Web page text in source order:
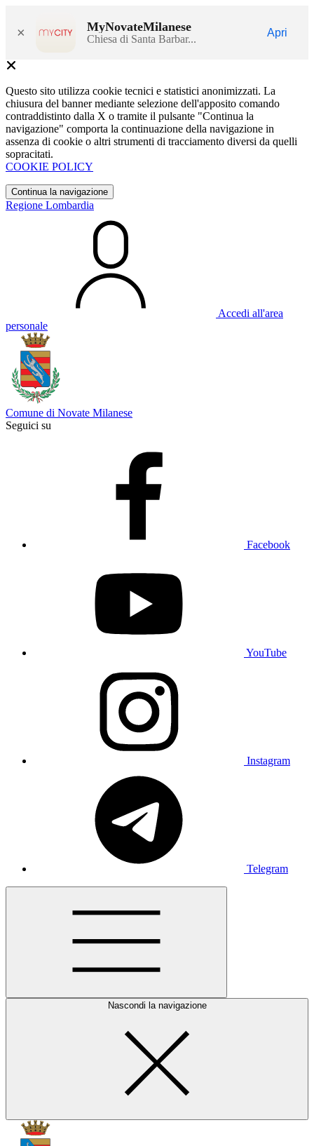
× MyNovateMilanese
Chiesa di Santa Barbar...
Apri
Questo sito utilizza cookie tecnici e statistici anonimizzati. La
chiusura del banner mediante selezione dell'apposito comando
contraddistinto dalla X o tramite il pulsante "Continua la
navigazione" comporta la continuazione della navigazione in
assenza di cookie o altri strumenti di tracciamento diversi da quelli
sopracitati.
COOKIE POLICY
Continua la navigazione
Regione Lombardia
Accedi all'area
personale
Comune di Novate Milanese
Seguici su
Facebook
YouTube
Instagram
Telegram
Nascondi la navigazione